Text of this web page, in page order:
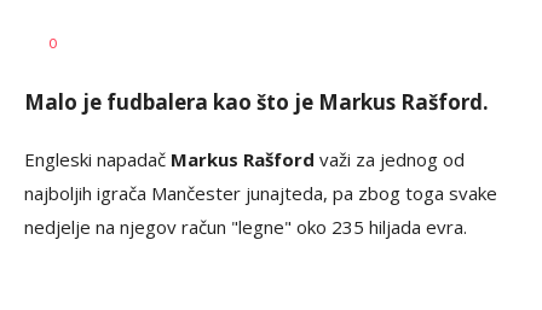
AUTOR
0
Malo je fudbalera kao što je Markus Rašford.
Engleski napadač Markus Rašford važi za jednog od
najboljih igrača Mančester junajteda, pa zbog toga svake
nedjelje na njegov račun "legne" oko 235 hiljada evra.